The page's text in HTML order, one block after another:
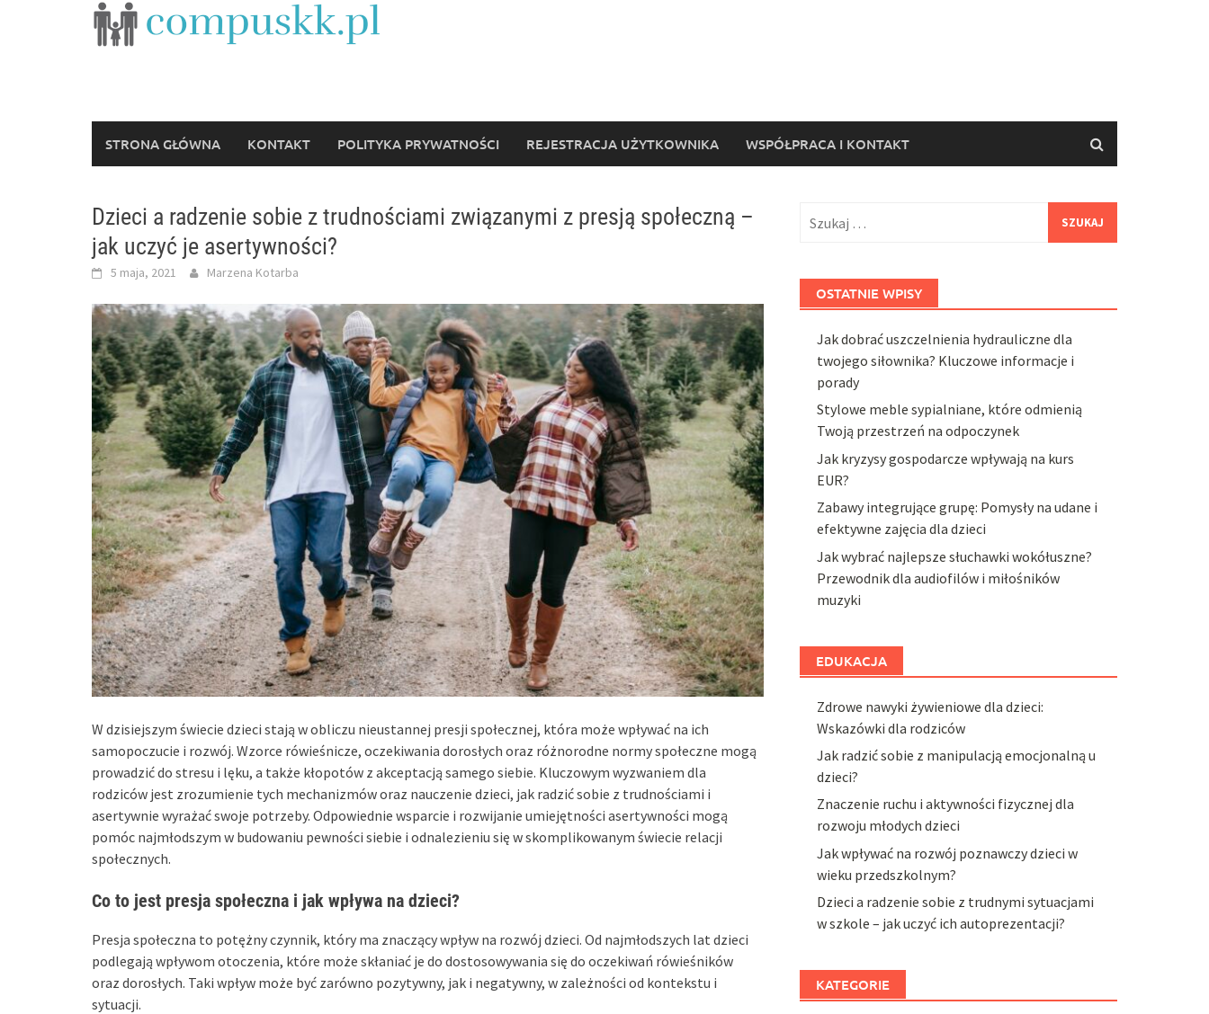
STRONA GŁÓWNA KONTAKT POLITYKA PRYWATNOŚCI REJESTRACJA UŻYTKOWNIKA WSPÓŁPRACA I KONTAKT
Dzieci a radzenie sobie z trudnościami związanymi z presją społeczną –
jak uczyć je asertywności?
5 maja, 2021 Marzena Kotarba
W dzisiejszym świecie dzieci stają w obliczu nieustannej presji społecznej, która może wpływać na ich
samopoczucie i rozwój. Wzorce rówieśnicze, oczekiwania dorosłych oraz różnorodne normy społeczne mogą
prowadzić do stresu i lęku, a także kłopotów z akceptacją samego siebie. Kluczowym wyzwaniem dla
rodziców jest zrozumienie tych mechanizmów oraz nauczenie dzieci, jak radzić sobie z trudnościami i
asertywnie wyrażać swoje potrzeby. Odpowiednie wsparcie i rozwijanie umiejętności asertywności mogą
pomóc najmłodszym w budowaniu pewności siebie i odnalezieniu się w skomplikowanym świecie relacji
społecznych.
Co to jest presja społeczna i jak wpływa na dzieci?
Presja społeczna to potężny czynnik, który ma znaczący wpływ na rozwój dzieci. Od najmłodszych lat dzieci
podlegają wpływom otoczenia, które może skłaniać je do dostosowywania się do oczekiwań rówieśników
oraz dorosłych. Taki wpływ może być zarówno pozytywny, jak i negatywny, w zależności od kontekstu i
sytuacji.
OSTATNIE WPISY
Jak dobrać uszczelnienia hydrauliczne dla
twojego siłownika? Kluczowe informacje i
porady
Stylowe meble sypialniane, które odmienią
Twoją przestrzeń na odpoczynek
Jak kryzysy gospodarcze wpływają na kurs
EUR?
Zabawy integrujące grupę: Pomysły na udane i
efektywne zajęcia dla dzieci
Jak wybrać najlepsze słuchawki wokółuszne?
Przewodnik dla audiofilów i miłośników
muzyki
EDUKACJA
Zdrowe nawyki żywieniowe dla dzieci:
Wskazówki dla rodziców
Jak radzić sobie z manipulacją emocjonalną u
dzieci?
Znaczenie ruchu i aktywności fizycznej dla
rozwoju młodych dzieci
Jak wpływać na rozwój poznawczy dzieci w
wieku przedszkolnym?
Dzieci a radzenie sobie z trudnymi sytuacjami
w szkole – jak uczyć ich autoprezentacji?
KATEGORIE